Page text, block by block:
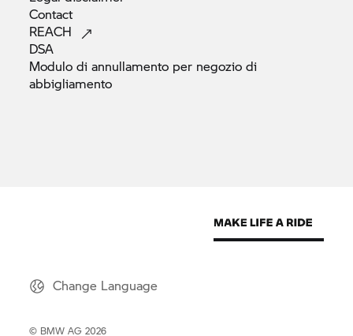
Contact
REACH
DSA
Modulo di annullamento per negozio di
abbigliamento
Change Language
© BMW AG 2026